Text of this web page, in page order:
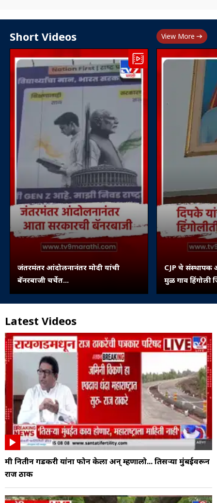
Short Videos View More
जंतरमंतर आंदोलनानंतर मोदी यांची
बॅनरबाजी चर्चेत...
CJP चे संस्थापक
मुळ गाव हिंगोली
पिंपरी...
Latest Videos
मी नितीन गडकरी यांना फोन केला अन् म्हणालो... तिसऱ्या मुंबईवरून
राज ठाक